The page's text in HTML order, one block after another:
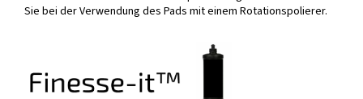
Sie bei der Verwendung des Pads mit einem Rotationspolierer.